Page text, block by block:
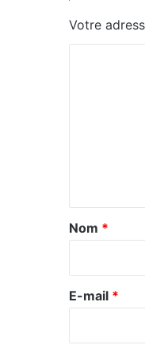
Votre
a
r
e
Nom *
E-mail *